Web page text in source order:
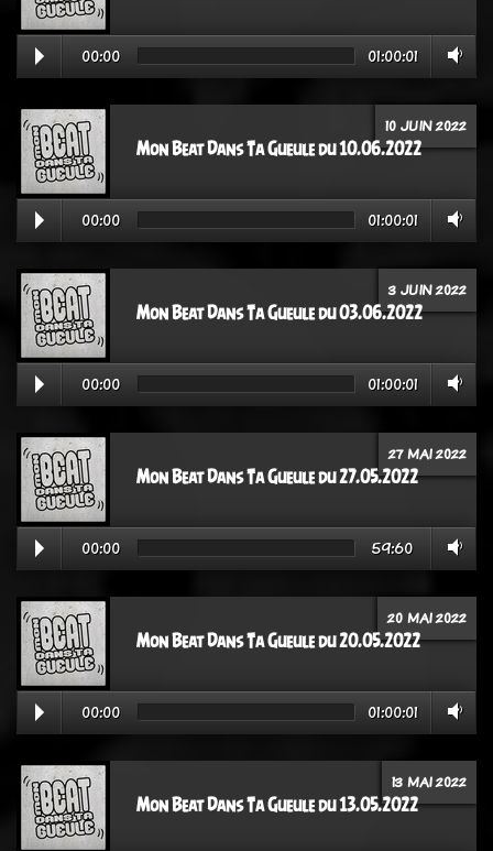
00:00 01:00:01
10 JUIN 2022
Mon Beat Dans Ta Gueule du 10.06.2022
00:00 01:00:01
3 JUIN 2022
Mon Beat Dans Ta Gueule du 03.06.2022
00:00 01:00:01
27 MAI 2022
Mon Beat Dans Ta Gueule du 27.05.2022
00:00 59:60
20 MAI 2022
Mon Beat Dans Ta Gueule du 20.05.2022
00:00 01:00:01
13 MAI 2022
Mon Beat Dans Ta Gueule du 13.05.2022